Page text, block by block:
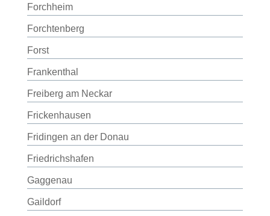
Forchheim
Forchtenberg
Forst
Frankenthal
Freiberg am Neckar
Frickenhausen
Fridingen an der Donau
Friedrichshafen
Gaggenau
Gaildorf